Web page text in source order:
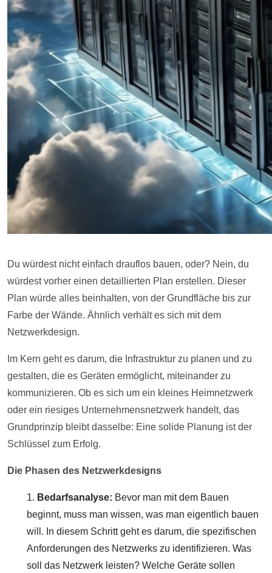
Du würdest nicht einfach drauflos bauen, oder? Nein, du
würdest vorher einen detaillierten Plan erstellen. Dieser
Plan würde alles beinhalten, von der Grundfläche bis zur
Farbe der Wände. Ähnlich verhält es sich mit dem
Netzwerkdesign.
Im Kern geht es darum, die Infrastruktur zu planen und zu
gestalten, die es Geräten ermöglicht, miteinander zu
kommunizieren. Ob es sich um ein kleines Heimnetzwerk
oder ein riesiges Unternehmensnetzwerk handelt, das
Grundprinzip bleibt dasselbe: Eine solide Planung ist der
Schlüssel zum Erfolg.
Die Phasen des Netzwerkdesigns
Bedarfsanalyse: Bevor man mit dem Bauen
beginnt, muss man wissen, was man eigentlich bauen
will. In diesem Schritt geht es darum, die spezifischen
Anforderungen des Netzwerks zu identifizieren. Was
soll das Netzwerk leisten? Welche Geräte sollen